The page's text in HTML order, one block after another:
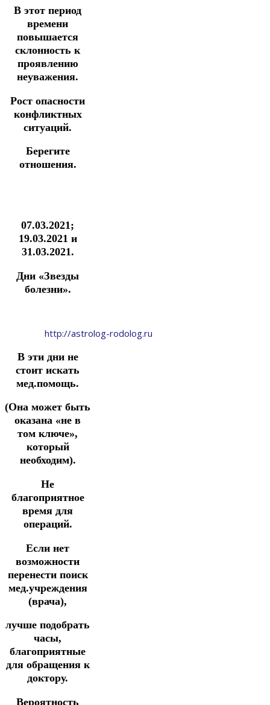
В этот период
времени
повышается
склонность к
проявлению
неуважения.
Рост опасности
конфликтных
ситуаций.
Берегите
отношения.
07.03.2021;
19.03.2021 и
31.03.2021.
Дни «Звезды
болезни».
http://astrolog-rodolog.ru
В эти дни не
стоит искать
мед.помощь.
(Она может быть
оказана «не в
том ключе»,
который
необходим).
Не
благоприятное
время для
операций.
Если нет
возможности
перенести поиск
мед.учреждения
(врача),
лучше подобрать
часы,
благоприятные
для обращения к
доктору.
Вероятность